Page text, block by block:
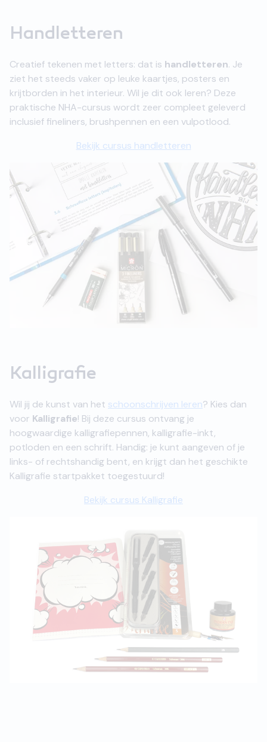
Handletteren
Creatief tekenen met letters: dat is handletteren. Je
ziet het steeds vaker op leuke kaartjes, posters en
krijtborden in het interieur. Wil je dit ook leren? Deze
praktische NHA-cursus wordt zeer compleet geleverd
inclusief fineliners, brushpennen en een vulpotlood.
Bekijk cursus handletteren
Kalligrafie
Wil jij de kunst van het schoonschrijven leren? Kies dan
voor Kalligrafie! Bij deze cursus ontvang je
hoogwaardige kalligrafiepennen, kalligrafie-inkt,
potloden en een schrift. Handig: je kunt aangeven of je
links- of rechtshandig bent, en krijgt dan het geschikte
Kalligrafie startpakket toegestuurd!
Bekijk cursus Kalligrafie